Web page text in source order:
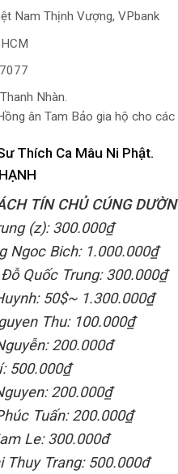
Nam Thịnh Vượng, VPbank
Nhàn.
ân Tam Bảo gia hộ cho
Thích Ca Mâu Ni Phật.
TÍN CHỦ CÚNG
(z): 300.000₫
Ngoc Bich: 1.000.000₫
Quốc Trung: 300.000₫
50$~ 1.300.000₫
Thu: 100.000₫
200.000đ
500.000₫
200.000₫
Tuấn: 200.000₫
Le: 300.000đ
Thuy Trang: 500.000đ